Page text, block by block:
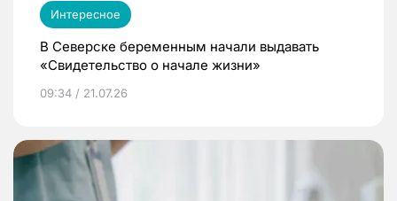
Интересное
В Северске беременным начали выдавать
«Свидетельство о начале жизни»
09:34 / 21.07.26